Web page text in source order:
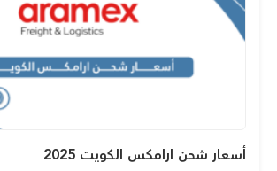
أسعار شحن ارامكس الكويت 2025